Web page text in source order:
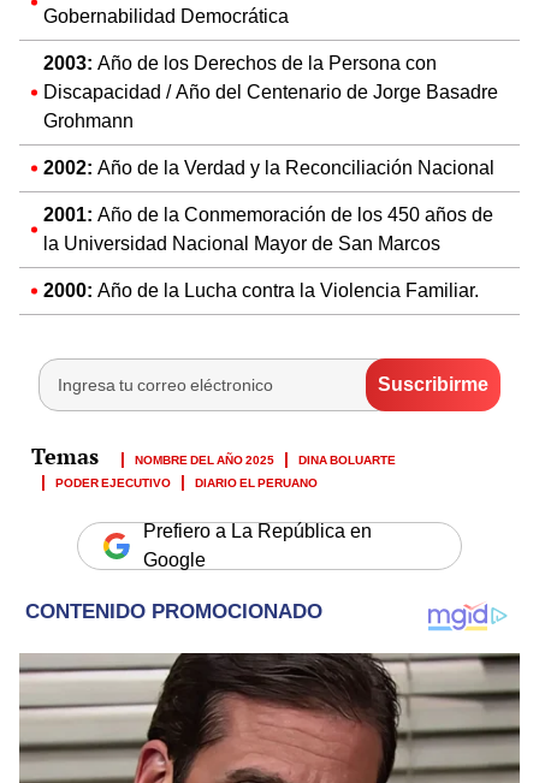
Gobernabilidad Democrática
2003: Año de los Derechos de la Persona con
Discapacidad / Año del Centenario de Jorge Basadre
Grohmann
2002: Año de la Verdad y la Reconciliación Nacional
2001: Año de la Conmemoración de los 450 años de
la Universidad Nacional Mayor de San Marcos
2000: Año de la Lucha contra la Violencia Familiar.
NOMBRE DEL AÑO 2025
DINA BOLUARTE
PODER EJECUTIVO
DIARIO EL PERUANO
Prefiero a La República en
Google